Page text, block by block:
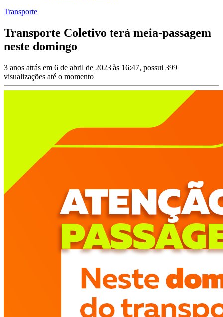
Transporte
Transporte Coletivo terá meia-passagem
neste domingo
3 anos atrás em 6 de abril de 2023 às 16:47, possui 399
visualizações até o momento